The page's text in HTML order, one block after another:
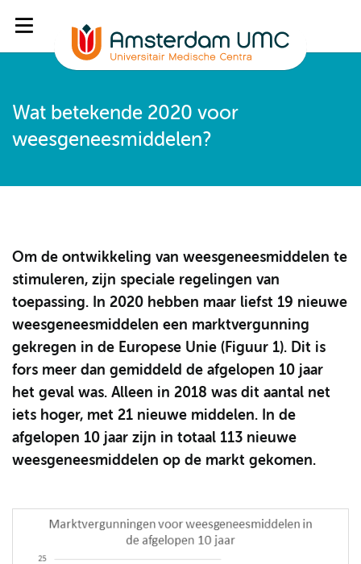
Wat betekende 2020 voor
weesgeneesmiddelen?
Om de ontwikkeling van weesgeneesmiddelen te
stimuleren, zijn speciale regelingen van
toepassing. In 2020 hebben maar liefst 19 nieuwe
weesgeneesmiddelen een marktvergunning
gekregen in de Europese Unie (Figuur 1). Dit is
fors meer dan gemiddeld de afgelopen 10 jaar
het geval was. Alleen in 2018 was dit aantal net
iets hoger, met 21 nieuwe middelen. In de
afgelopen 10 jaar zijn in totaal 113 nieuwe
weesgeneesmiddelen op de markt gekomen.